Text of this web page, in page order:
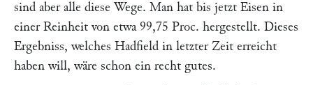
sind aber alle diese Wege. Man hat bis jetzt Eisen in
einer Reinheit von etwa 99,75 Proc. hergestellt. Dieses
Ergebniss, welches Hadfield in letzter Zeit erreicht
haben will, wäre schon ein recht gutes.